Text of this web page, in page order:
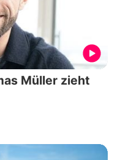
Müller zieht